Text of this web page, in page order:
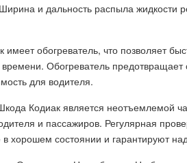
и дальность распыла жидкости
обогреватель, что позволяет
Обогреватель предотвращает
для водителя.
Кодиак является неотъемлемой
и пассажиров. Регулярная
хорошем состоянии и гарантируют